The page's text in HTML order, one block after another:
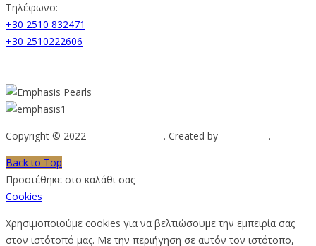
Τηλέφωνο:
+30 2510 832471
+30 2510222606
Copyright © 2022 . Created by
.
Back to Top
Προστέθηκε στο καλάθι σας
Cookies
Χρησιμοποιούμε cookies για να βελτιώσουμε την εμπειρία σας
στον ιστότοπό μας. Με την περιήγηση σε αυτόν τον ιστότοπο,